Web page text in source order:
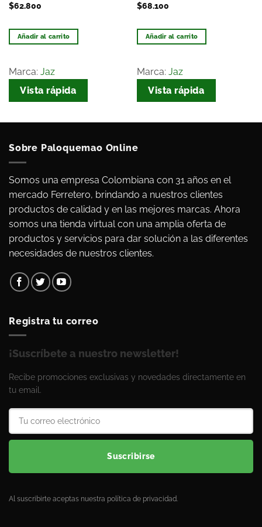
$62.800
Añadir al carrito
Marca: Jaz
Vista rápida
$68.100
Añadir al carrito
Marca: Jaz
Vista rápida
Sobre Paloquemao Online
Somos una empresa Colombiana con 31 años en el
mercado Ferretero, brindando a nuestros clientes
productos de calidad y en las mejores marcas. Ahora
somos una tienda virtual con una amplia oferta de
productos y servicios para dar solución a las diferentes
necesidades de nuestros clientes.
Registra tu correo
¡Suscríbete a nuestro newsletter!
Recibe promociones exclusivas y novedades directamente en
tu email.
Suscribirse
Al suscribirte aceptas nuestra política de privacidad.